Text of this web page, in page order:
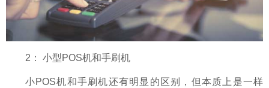
2： 小型POS机和手刷机
小POS机和手刷机还有明显的区别，但本质上是一样